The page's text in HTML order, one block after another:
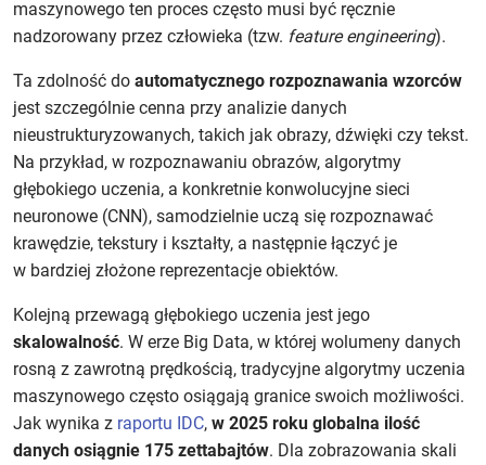
maszynowego ten proces często musi być ręcznie
nadzorowany przez człowieka (tzw. feature engineering).
Ta zdolność do automatycznego rozpoznawania wzorców
jest szczególnie cenna przy analizie danych
nieustrukturyzowanych, takich jak obrazy, dźwięki czy tekst.
Na przykład, w rozpoznawaniu obrazów, algorytmy
głębokiego uczenia, a konkretnie konwolucyjne sieci
neuronowe (CNN), samodzielnie uczą się rozpoznawać
krawędzie, tekstury i kształty, a następnie łączyć je
w bardziej złożone reprezentacje obiektów.
Kolejną przewagą głębokiego uczenia jest jego
skalowalność. W erze Big Data, w której wolumeny danych
rosną z zawrotną prędkością, tradycyjne algorytmy uczenia
maszynowego często osiągają granice swoich możliwości.
Jak wynika z raportu IDC, w 2025 roku globalna ilość
danych osiągnie 175 zettabajtów. Dla zobrazowania skali